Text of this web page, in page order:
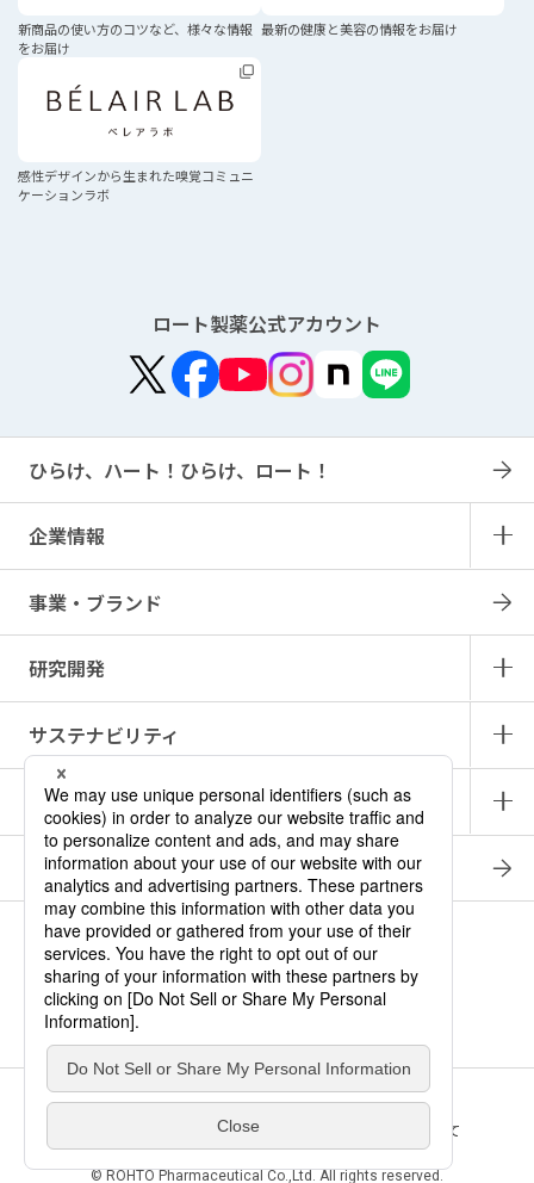
新商品の使い方のコツなど、 様々な情報
をお届け
最新の健康と美容の情報をお届け
感性デザインから生まれた嗅覚コミュニ
ケーションラボ
ロート製薬公式アカウント
ひらけ、ハート！ひらけ、ロート！
企業情報
事業・ブランド
研究開発
サステナビリティ
IR情報
採用情報
商品情報サイト
產品中文介紹
ロート メディカル・アイ
ニュース
お問い合わせ
サイトマップ
プライバシー・ポリシー
ソーシャルメディアポリシー
このサイトの利用について
© ROHTO Pharmaceutical Co.,Ltd. All rights reserved.